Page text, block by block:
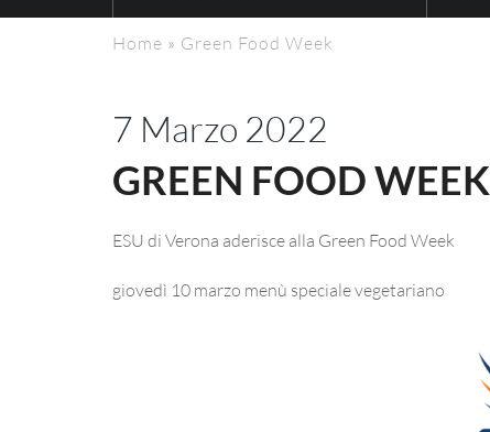
Home » Green Food Week
7 Marzo 2022
GREEN FOOD WEEK
ESU di Verona aderisce alla Green Food Week
giovedì 10 marzo menù speciale vegetariano